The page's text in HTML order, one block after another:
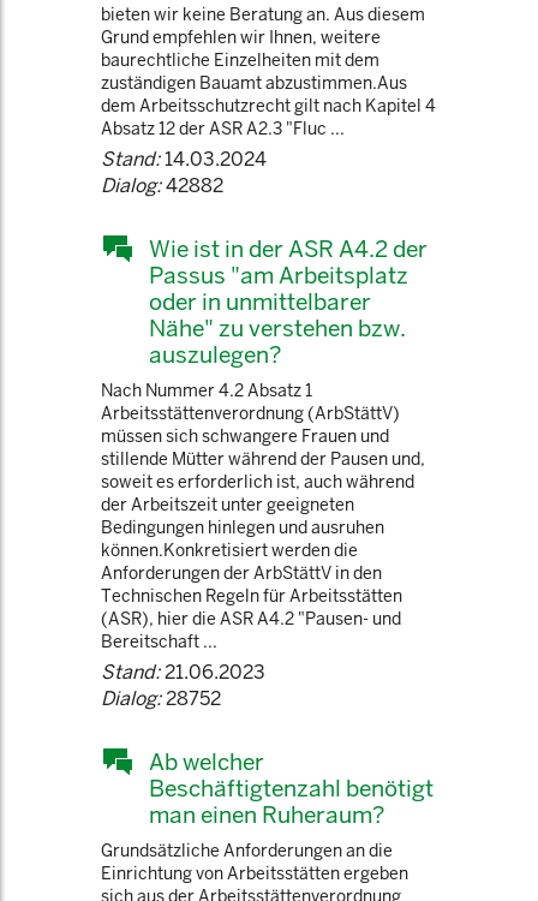
bieten wir keine Beratung an. Aus diesem
Grund empfehlen wir Ihnen, weitere
baurechtliche Einzelheiten mit dem
zuständigen Bauamt abzustimmen.Aus
dem Arbeitsschutzrecht gilt nach Kapitel 4
Absatz 12 der ASR A2.3 "Fluc ...
Stand:14.03.2024
Dialog:42882
Wie ist in der ASR A4.2 der
Passus "am Arbeitsplatz
oder in unmittelbarer
Nähe" zu verstehen bzw.
auszulegen?
Nach Nummer 4.2 Absatz 1
Arbeitsstättenverordnung (ArbStättV)
müssen sich schwangere Frauen und
stillende Mütter während der Pausen und,
soweit es erforderlich ist, auch während
der Arbeitszeit unter geeigneten
Bedingungen hinlegen und ausruhen
können.Konkretisiert werden die
Anforderungen der ArbStättV in den
Technischen Regeln für Arbeitsstätten
(ASR), hier die ASR A4.2 "Pausen- und
Bereitschaft ...
Stand:21.06.2023
Dialog:28752
Ab welcher
Beschäftigtenzahl benötigt
man einen Ruheraum?
Grundsätzliche Anforderungen an die
Einrichtung von Arbeitsstätten ergeben
sich aus der Arbeitsstättenverordnung